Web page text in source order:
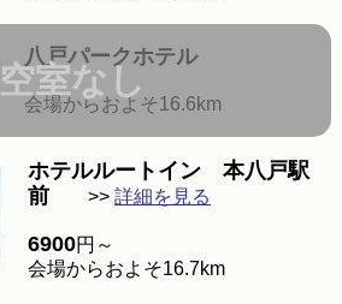
空室なし
八戸パークホテル
会場からおよそ16.6km
ホテルルートイン 本八戸駅
前 >> 詳細を見る
6900円～
会場からおよそ16.7km